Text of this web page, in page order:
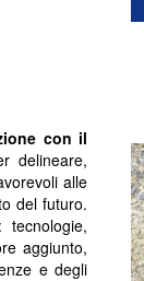
con il
delineare,
alle
del futuro.
aggiunto,
e degli